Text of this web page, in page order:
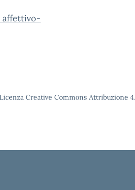
Creative Commons Attribuzione